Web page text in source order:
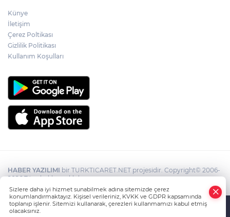
Künye
İletişim
Çerez Poltikası
Gizlilik Politikası
Kullanım Koşulları
HABER YAZILIMI bir TURKTICARET.NET projesidir. Copyright© 2006-
2026 Tüm hakları saklıdır.
Sizlere daha iyi hizmet sunabilmek adına sitemizde çerez
konumlandırmaktayız. Kişisel verileriniz, KVKK ve GDPR kapsamında
toplanıp işlenir. Sitemizi kullanarak, çerezleri kullanmamızı kabul etmiş
olacaksınız.